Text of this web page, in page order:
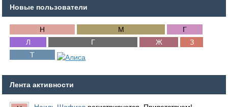
Новые пользователи
Лента активности